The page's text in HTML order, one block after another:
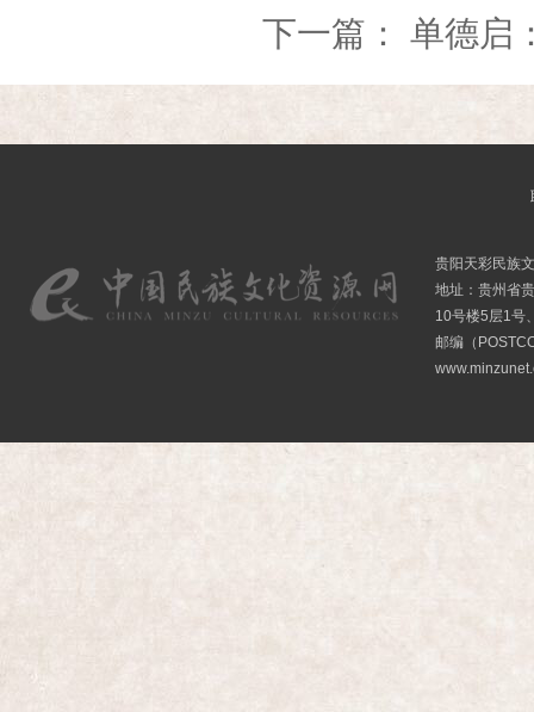
下一篇： 单德启
贵阳天彩民族
地址：贵州省
10号楼5层1号
邮编（